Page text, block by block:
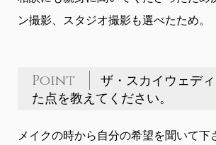
ン撮影、スタジオ撮影も選べたため。
Point
ザ・スカイウェデ
た点を教えてください。
メイクの時から自分の希望を聞いて